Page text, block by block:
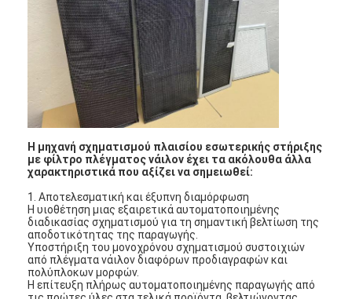
Σχετικά με εμάς
Επισκεψή εργοστασίου
Έλεγχος ποιότητας
Επικοινωνήστε μαζί μας
Ειδήσεις
Φίλτρο αέρα που κατασκευάζει τη μηχανή
Μηχανή κατασκευής φίλτρων αέρα
Η μηχανή σχηματισμού πλαισίου εσωτερικής στήριξης
με φίλτρο πλέγματος νάιλον έχει τα ακόλουθα άλλα
χαρακτηριστικά που αξίζει να σημειωθεί:
1. Αποτελεσματική και έξυπνη διαμόρφωση
Η υιοθέτηση μιας εξαιρετικά αυτοματοποιημένης
διαδικασίας σχηματισμού για τη σημαντική βελτίωση της
αποδοτικότητας της παραγωγής.
Υποστήριξη του μονοχρόνου σχηματισμού συστοιχιών
από πλέγματα νάιλον διαφόρων προδιαγραφών και
πολύπλοκων μορφών.
Η επίτευξη πλήρως αυτοματοποιημένης παραγωγής από